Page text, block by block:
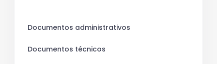
Documentos administrativos
Documentos técnicos